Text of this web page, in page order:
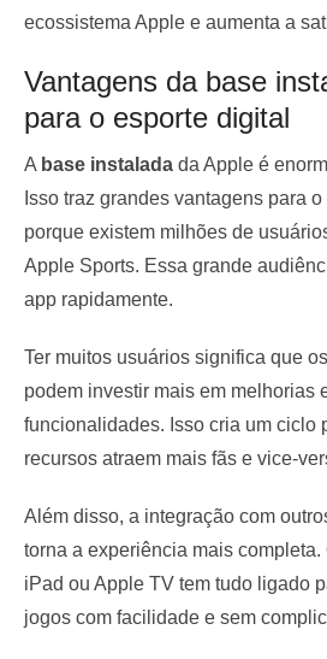
ecossistema Apple e aumenta a
Vantagens da base
para o esporte digital
A base instalada da Apple é
Isso traz grandes vantagens para
porque existem milhões de
Apple Sports. Essa grande
app rapidamente.
Ter muitos usuários significa que
podem investir mais em melhorias
funcionalidades. Isso cria um ciclo
recursos atraem mais fãs e vice-
Além disso, a integração com
torna a experiência mais
iPad ou Apple TV tem tudo ligado
jogos com facilidade e sem